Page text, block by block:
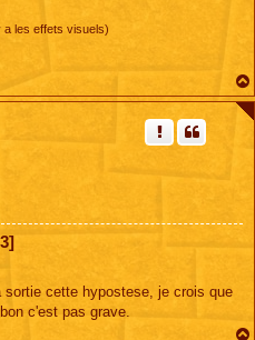
a les effets visuels)
cette hypostese, je crois que
c'est pas grave.